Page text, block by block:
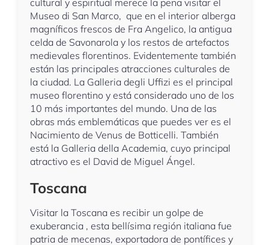
cultural y espiritual merece la pena visitar el
Museo di San Marco, que en el interior alberga
magníficos frescos de Fra Angelico, la antigua
celda de Savonarola y los restos de artefactos
medievales florentinos. Evidentemente también
están las principales atracciones culturales de
la ciudad. La Galleria degli Uffizi es el principal
museo florentino y está considerado uno de los
10 más importantes del mundo. Una de las
obras más emblemáticas que puedes ver es el
Nacimiento de Venus de Botticelli. También
está la Galleria della Academia, cuyo principal
atractivo es el David de Miguel Ángel.
Toscana
Visitar la Toscana es recibir un golpe de
exuberancia , esta bellísima región italiana fue
patria de mecenas, exportadora de pontífices y